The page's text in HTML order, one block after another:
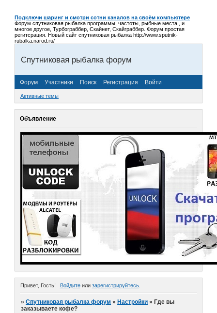
Подключи шаринг и смотри сотни каналов на своём компьютере
Форум спутниковая рыбалка программы, частоты, рыбные места , и
многое другое, Турбограббер, Скайнет, Скайграббер. Форум простая
регитсрация. Новый сайт спутниковая рыбалка http://www.sputnik-
rubalka.narod.ru/
Спутниковая рыбалка форум
Форум Участники Поиск Регистрация Войти
Активные темы
Объявление
Привет, Гость! Войдитеили зарегистрируйтесь.
»Спутниковая рыбалка форум » Настройки » Где вы
заказываете кофе?